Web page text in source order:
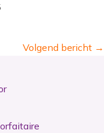
Volgend bericht →